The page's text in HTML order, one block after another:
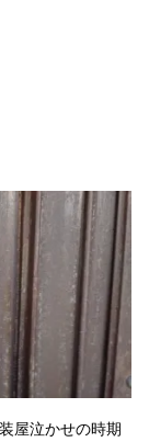
屋泣かせの時期